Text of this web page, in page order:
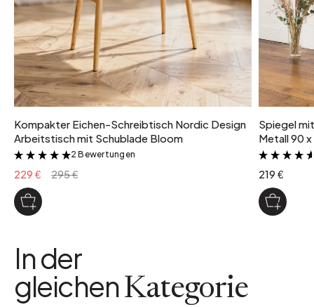
Kompakter Eichen-Schreibtisch Nordic Design
Arbeitstisch mit Schublade Bloom
&
2 Bewertungen
229 € 295 €
Spiegel
Metall 90
219 €
In der
gleichenKategorie